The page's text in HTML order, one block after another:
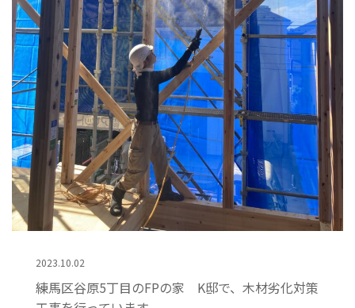
2023.10.02
練馬区谷原5丁目のFPの家 K邸で、木材劣化対策